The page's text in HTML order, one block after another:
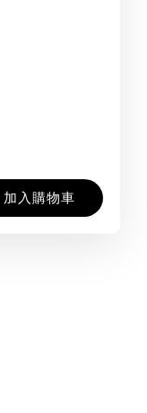
加入購物車